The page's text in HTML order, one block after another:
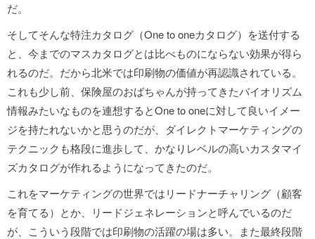
だ。
そしてそんな特注カタログ（One to oneカタログ）を送付する
と、今までのマスカタログとは比べものにならない効果が得ら
れるのだ。だから北米では印刷物の価値が再認識されている。
これも少し前、保険屋のおばちゃんが持ってきたバイオリズム
情報みたいなものを連想するとOne to oneに対して良いイメー
ジを持たれないかと思うのだが、ダイレクトマーケティングの
テクニックも格段に進歩して、かなりレベルの高いカスタマイ
ズカタログが作れるようになってきたのだ。
これをマーケティングの世界ではリードナーチャリング（顧客
を育てる）とか、リードジェネレーションと呼んでいるのだ
が、こういう段階では印刷物の活躍の場は多い。また最終段階